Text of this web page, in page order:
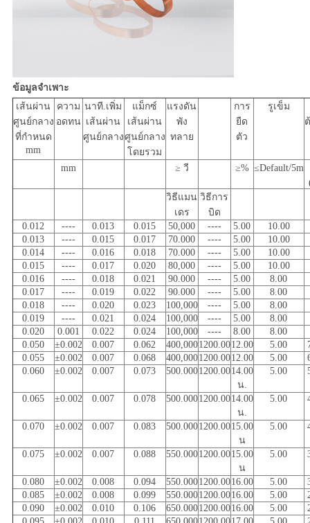
ข้อมูลจำเพาะ
เส้นผ่าน
ศูนย์กลาง
ที่กำหนด
mm
ความ
อดทน
นาที.เพิ่ม
เส้นผ่าน
ศูนย์กลาง
แม็กซ์
เส้นผ่าน
ศูนย์กลาง
โดยรวม
แรงดัน
พัง
ทลาย
การ
ยืด
ตัว
รูเข็ม
mm ≥ วี ≥% ≤Default/5m
วิธีแมน
เดร
วิธีการ
บิด
0.012
---- 0.013 0.015 50,000 ---- 5.00 10.00
0.013
---- 0.015 0.017 70.000 ---- 5.00 10.00
0.014
---- 0.016 0.018 70.000 ---- 5.00 10.00
0.015
---- 0.017 0.020 80,000 ---- 5.00
10.00
0.016
---- 0.018 0.021 90.000 ---- 5.00
8.00
0.017
---- 0.019 0.022 90.000 ---- 5.00
8.00
0.018
---- 0.020 0.023 100,000 ---- 5.00
8.00
0.019
---- 0.021 0.024 100,000 ---- 5.00
8.00
0.020
0.001 0.022 0.024 100,000 ---- 8.00
8.00
0.050
±0.002 0.007 0.062 400,0001200.0012.00 5.00
0.055
±0.002 0.007 0.068 400,0001200.0012.00 5.00
0.060
±0.002 0.007 0.073 500.0001200.0014.00
น.
5.00
0.065 ±0.002 0.007 0.078 500.0001200.0014.00
น.
5.00
0.070 ±0.002 0.007 0.083 500.0001200.0015.00
น
5.00
0.075 ±0.002 0.007 0.088 550.0001200.0015.00
น
5.00
0.080 ±0.002 0.008 0.094 550.0001200.0016.00 5.00
0.085
±0.002 0.008 0.099 550.0001200.0016.00 5.00
0.090
±0.002 0.010 0.106 650.0001200.0016.00 5.00